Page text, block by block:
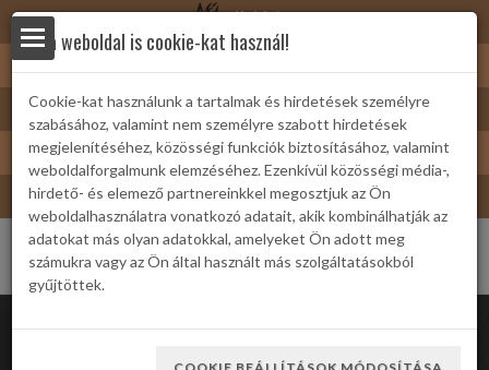
Nyírbátor
Nyírbátor/Barát kártya
Turizmus
Bátor Televízió
Ez a weboldal is cookie-kat használ!
Cookie-kat használunk a tartalmak és hirdetések személyre
szabásához, valamint nem személyre szabott hirdetések
megjelenítéséhez, közösségi funkciók biztosításához, valamint
weboldalforgalmunk elemzéséhez. Ezenkívül közösségi média-,
hirdető- és elemező partnereinkkel megosztjuk az Ön
weboldalhasználatra vonatkozó adatait, akik kombinálhatják az
adatokat más olyan adatokkal, amelyeket Ön adott meg
számukra vagy az Ön által használt más szolgáltatásokból
gyűjtöttek.